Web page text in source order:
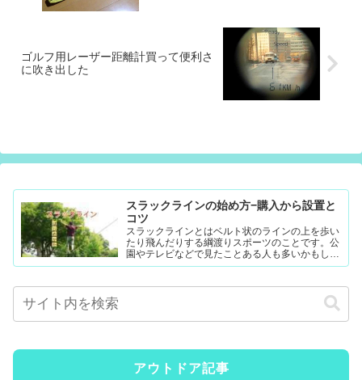
ゴルフ用レーザー距離計買って便利さ
に吹き出した
スラックラインの始め方−購入から設置と
コツ
スラックラインとはベルト状のラインの上を歩い
たり飛んだりする綱渡りスポーツのことです。公
園やテレビなどで見たことある人も多いかもしれ
ません。難易度調整が簡単なので幼児から大人ま
アウトドア記事